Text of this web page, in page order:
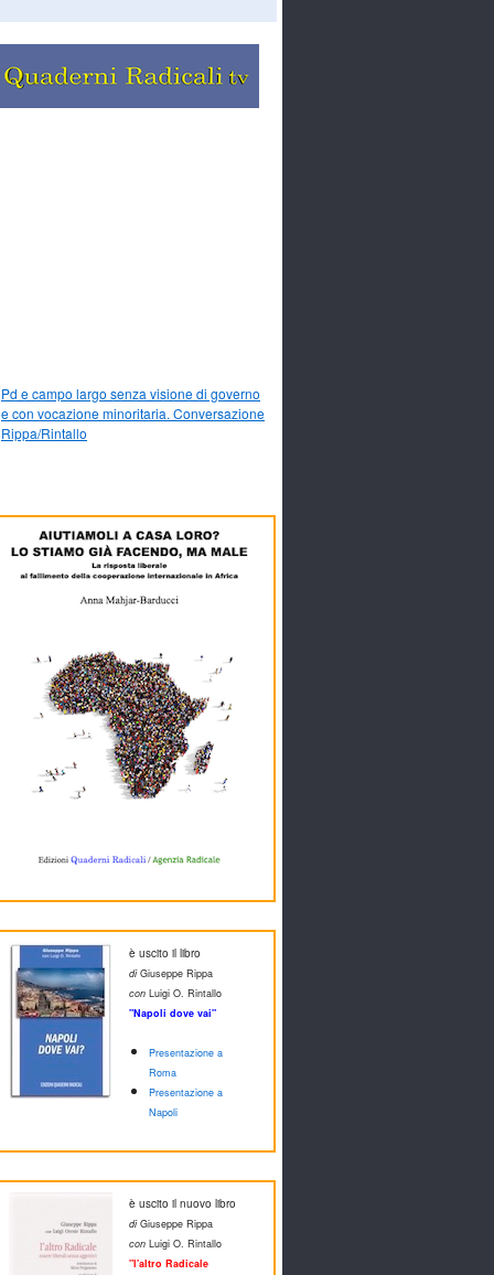
Pd e campo largo senza visione di governo
e con vocazione minoritaria. Conversazione
Rippa/Rintallo
è uscito il libro
diGiuseppe Rippa
con Luigi O. Rintallo
"Napoli dove vai"
Presentazione a
Roma
Presentazione a
Napoli
è uscito il nuovo libro
diGiuseppe Rippa
con Luigi O. Rintallo
"l'altro Radicale